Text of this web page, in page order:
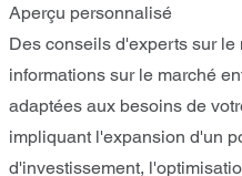
Aperçu personnalisé
Des conseils d'experts sur
informations sur le marché
adaptées aux besoins de
impliquant l'expansion d'un
d'investissement,